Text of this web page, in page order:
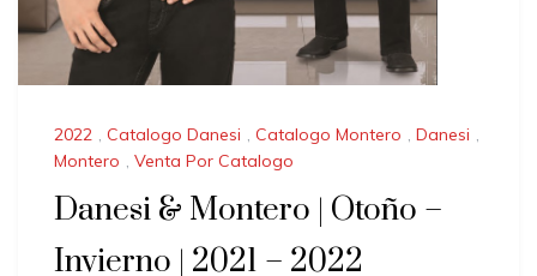
2022 , Catalogo Danesi , Catalogo Montero , Danesi ,
Montero , Venta Por Catalogo
Danesi & Montero | Otoño –
Invierno | 2021 – 2022